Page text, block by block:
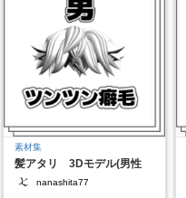
素材集
髪アタリ 3Dモデル(男性
用) ツンツン癖毛
nanashita77